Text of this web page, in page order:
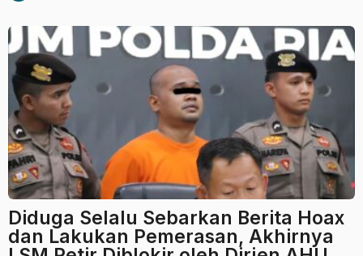
l
a
n
a
g
o
Diduga Selalu Sebarkan Berita Hoax
dan Lakukan Pemerasan, Akhirnya